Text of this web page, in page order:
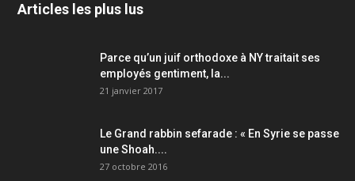
Articles les plus lus
Parce qu’un juif orthodoxe à NY traitait ses
employés gentiment, la...
21 janvier 2017
Le Grand rabbin sefarade : « En Syrie se passe
une Shoah....
27 octobre 2016